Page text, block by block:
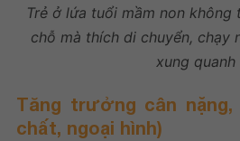
Trẻ ở lứa tuổi mầm non
chỗ mà thích di chuyển, chạy
xung quanh
Tăng trưởng cân nặng,
chất, ngoại hình)